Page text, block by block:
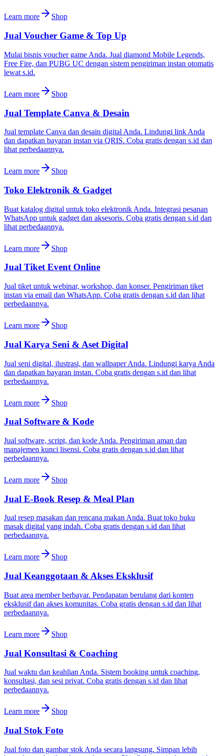
Learn more Shop
Jual Voucher Game & Top Up
Mulai bisnis voucher game Anda. Jual diamond Mobile Legends,
Free Fire, dan PUBG UC dengan sistem pengiriman instan otomatis
lewat s.id.
Learn more Shop
Jual Template Canva & Desain
Jual template Canva dan desain digital Anda. Lindungi link Anda
dan dapatkan bayaran instan via QRIS. Coba gratis dengan s.id dan
lihat perbedaannya.
Learn more Shop
Toko Elektronik & Gadget
Buat katalog digital untuk toko elektronik Anda. Integrasi pesanan
WhatsApp untuk gadget dan aksesoris. Coba gratis dengan s.id dan
lihat perbedaannya.
Learn more Shop
Jual Tiket Event Online
Jual tiket untuk webinar, workshop, dan konser. Pengiriman tiket
instan via email dan WhatsApp. Coba gratis dengan s.id dan lihat
perbedaannya.
Learn more Shop
Jual Karya Seni & Aset Digital
Jual seni digital, ilustrasi, dan wallpaper Anda. Lindungi karya Anda
dan dapatkan bayaran instan. Coba gratis dengan s.id dan lihat
perbedaannya.
Learn more Shop
Jual Software & Kode
Jual software, script, dan kode Anda. Pengiriman aman dan
manajemen kunci lisensi. Coba gratis dengan s.id dan lihat
perbedaannya.
Learn more Shop
Jual E-Book Resep & Meal Plan
Jual resep masakan dan rencana makan Anda. Buat toko buku
masak digital yang indah. Coba gratis dengan s.id dan lihat
perbedaannya.
Learn more Shop
Jual Keanggotaan & Akses Eksklusif
Buat area member berbayar. Pendapatan berulang dari konten
eksklusif dan akses komunitas. Coba gratis dengan s.id dan lihat
perbedaannya.
Learn more Shop
Jual Konsultasi & Coaching
Jual waktu dan keahlian Anda. Sistem booking untuk coaching,
konsultasi, dan sesi privat. Coba gratis dengan s.id dan lihat
perbedaannya.
Learn more Shop
Jual Stok Foto
Jual foto dan gambar stok Anda secara langsung. Simpan lebih